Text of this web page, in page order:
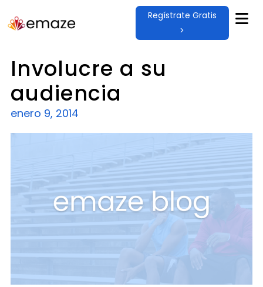
Regístrate Gratis
>
Involucre a su
audiencia
enero 9, 2014